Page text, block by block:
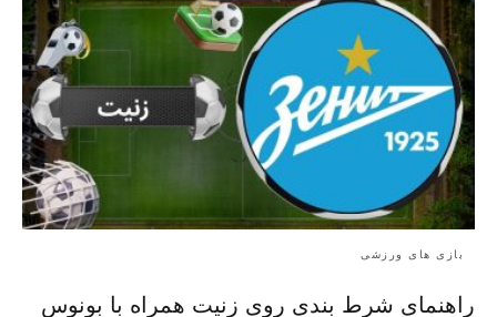
بازی های ورزشی
راهنمای شرط بندی روی زنیت همراه با بونوس